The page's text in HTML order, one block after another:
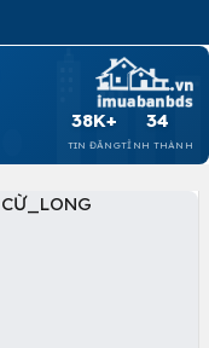
38K+
TIN ĐĂNG
34
TỈNH THÀNH